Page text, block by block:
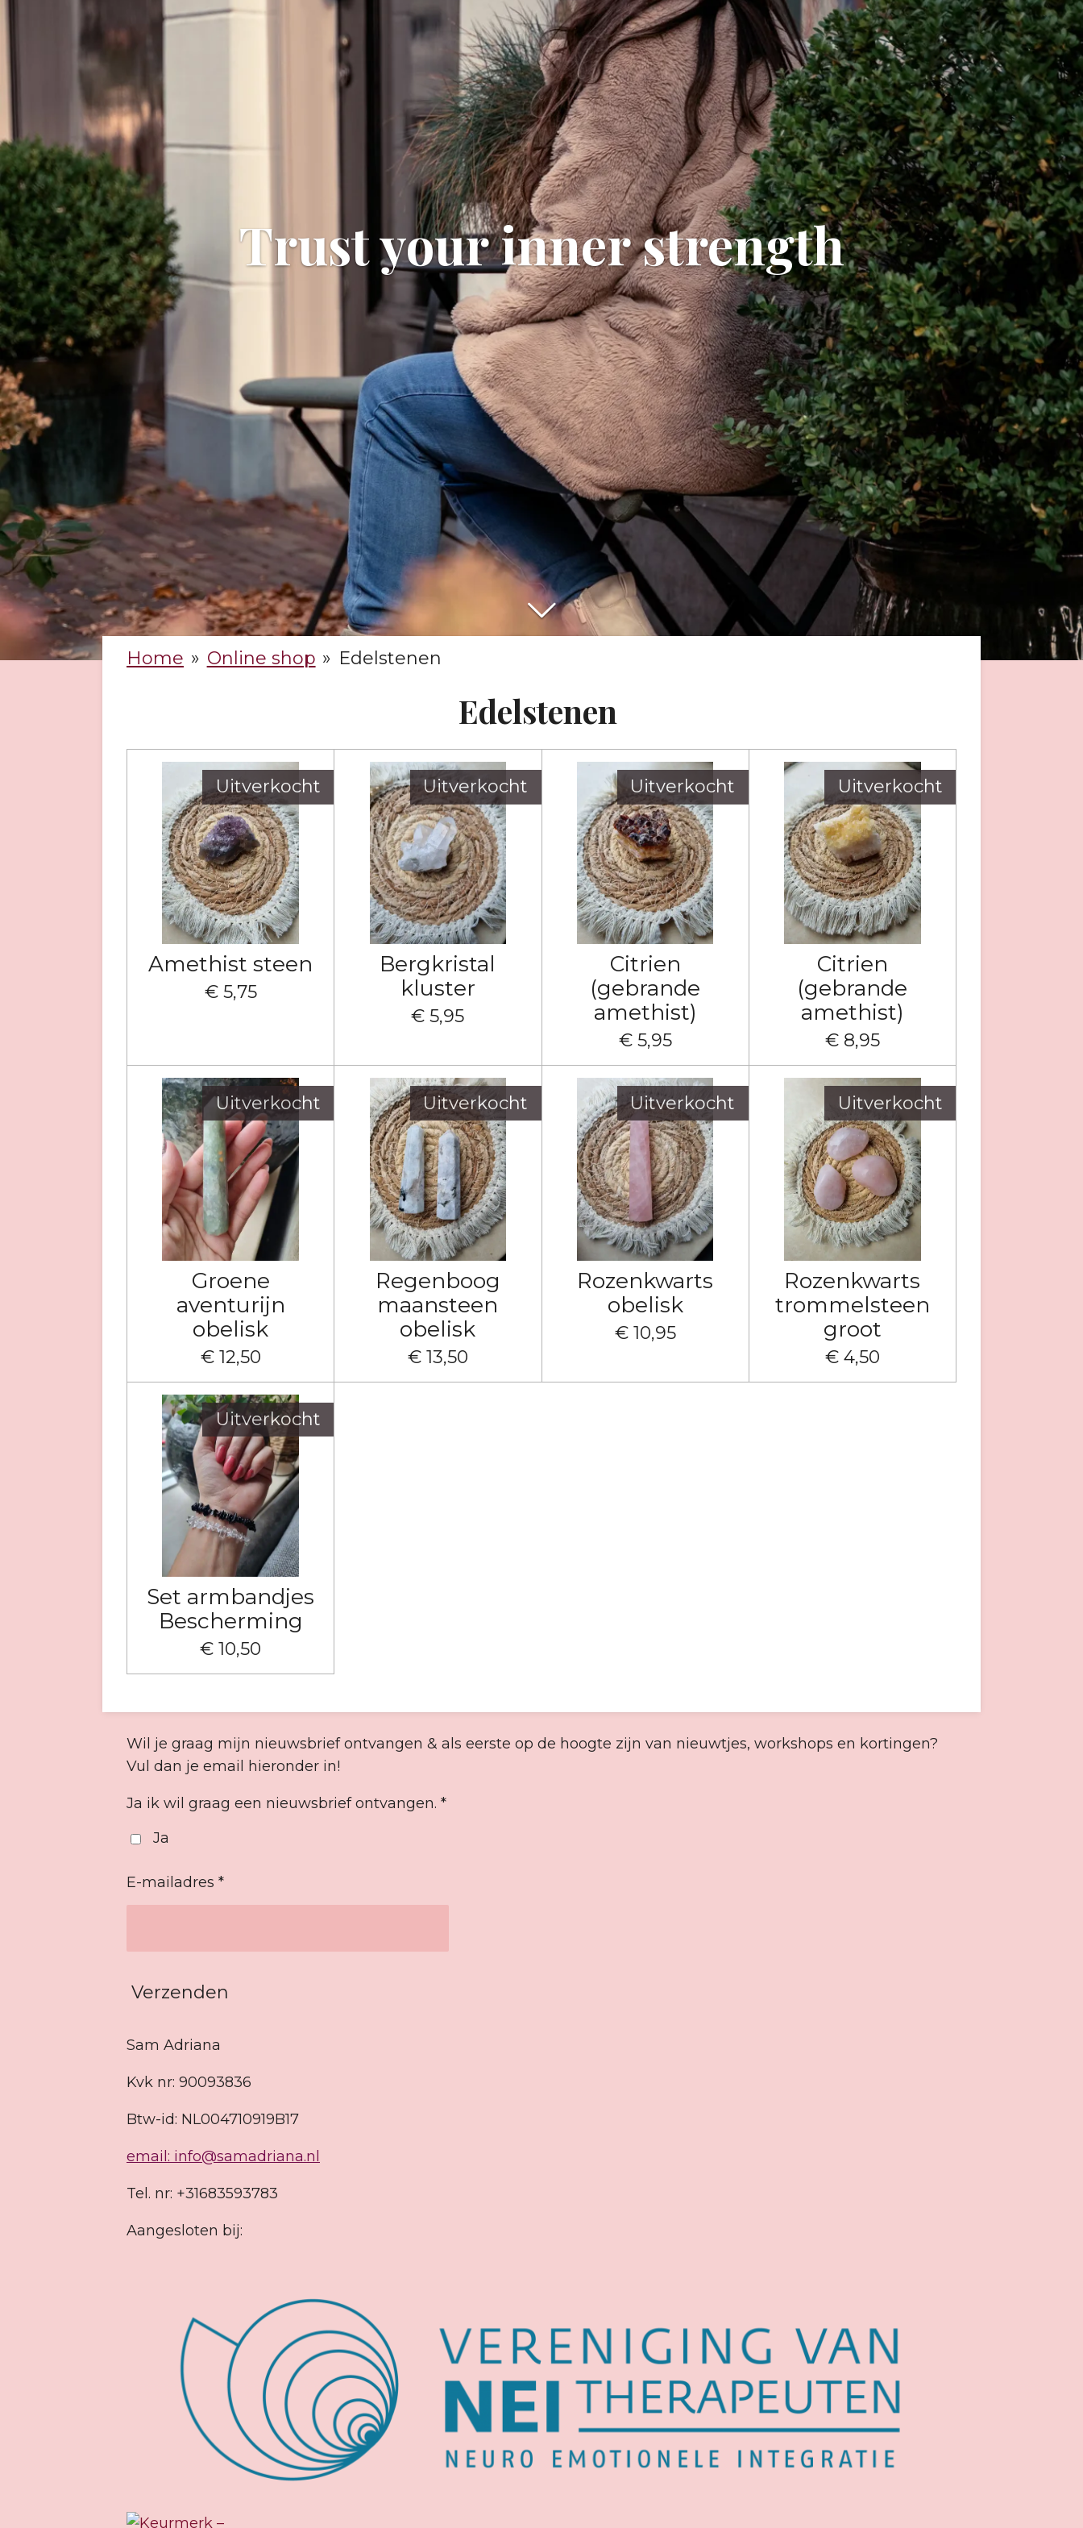
Trust your inner strength
Home » Online shop » Edelstenen
Edelstenen
Uitverkocht
Amethist steen
€ 5,75
Uitverkocht
Bergkristal
kluster
€ 5,95
Uitverkocht
Citrien
(gebrande
amethist)
€ 5,95
Uitverkocht
Citrien
(gebrande
amethist)
€ 8,95
Uitverkocht
Groene
aventurijn
obelisk
€ 12,50
Uitverkocht
Regenboog
maansteen
obelisk
€ 13,50
Uitverkocht
Rozenkwarts
obelisk
€ 10,95
Uitverkocht
Rozenkwarts
trommelsteen
groot
€ 4,50
Uitverkocht
Set armbandjes
Bescherming
€ 10,50
Wil je graag mijn nieuwsbrief ontvangen & als eerste op de hoogte zijn van nieuwtjes, workshops en kortingen?
Vul dan je email hieronder in!
Ja ik wil graag een nieuwsbrief ontvangen. *
Ja
E-mailadres *
Verzenden
Sam Adriana
Kvk nr: 90093836
Btw-id: NL004710919B17
email: info@samadriana.nl
Tel. nr: +31683593783
Aangesloten bij: